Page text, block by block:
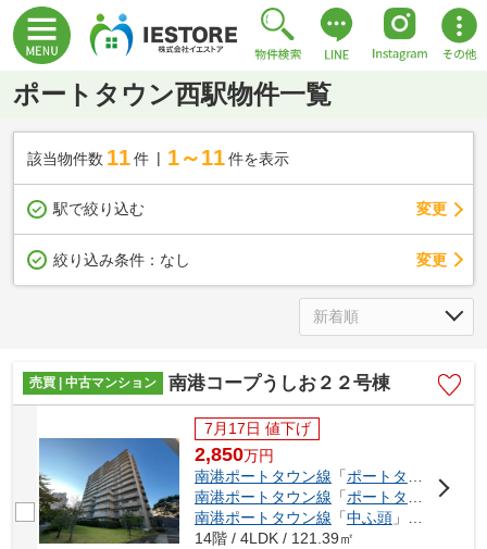
ポートタウン西駅物件一覧
該当物件数 11件 1～11 件を表示
駅で絞り込む 変更
絞り込み条件： なし 変更
売買 | 中古マンション 南港コープうしお２２号棟
7月17日 値下げ
2,850万円
南港ポートタウン線 「ポートタウン西
南港ポートタウン線 「ポートタウン東
南港ポートタウン線 「中ふ頭」駅 徒歩13分
14階 / 4LDK / 121.39㎡